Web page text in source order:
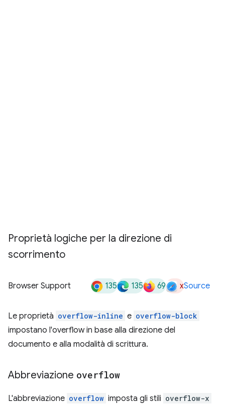
Proprietà logiche per la direzione di
scorrimento
Browser Support 135 135 69 xSource
Le proprietà overflow-inline e overflow-block
impostano l'overflow in base alla direzione del
documento e alla modalità di scrittura.
Abbreviazione overflow
L'abbreviazione overflow imposta gli stili overflow-x